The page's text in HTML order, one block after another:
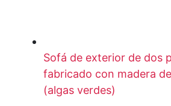
Sofá de exterior de dos
fabricado con madera
(algas verdes)